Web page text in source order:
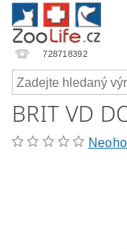
728718392
BRIT VD